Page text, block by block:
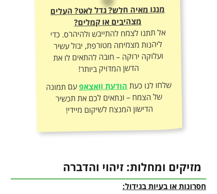
מנגו מאיה חלש? גדל לאט? העלים
מצהיבים או קמלים?
אל תתנו לצמח להתייבש ולהיהרס. כדי
ליהנות מצמיחה מטורפת, יבול עשיר
ועלוקה ירוקה – חובה להתאים לו את
הדשן המדויק ביותר!
שלחו לנו כעתהודעת וואצאפעם תמונה
של הצמח – ונתאים לכם את תכשיר
הדישון המנצח לשיקום מיידי!
מזיקים ומחלות: זיהוי והדברה
חסרונות או בעיות בגידול: